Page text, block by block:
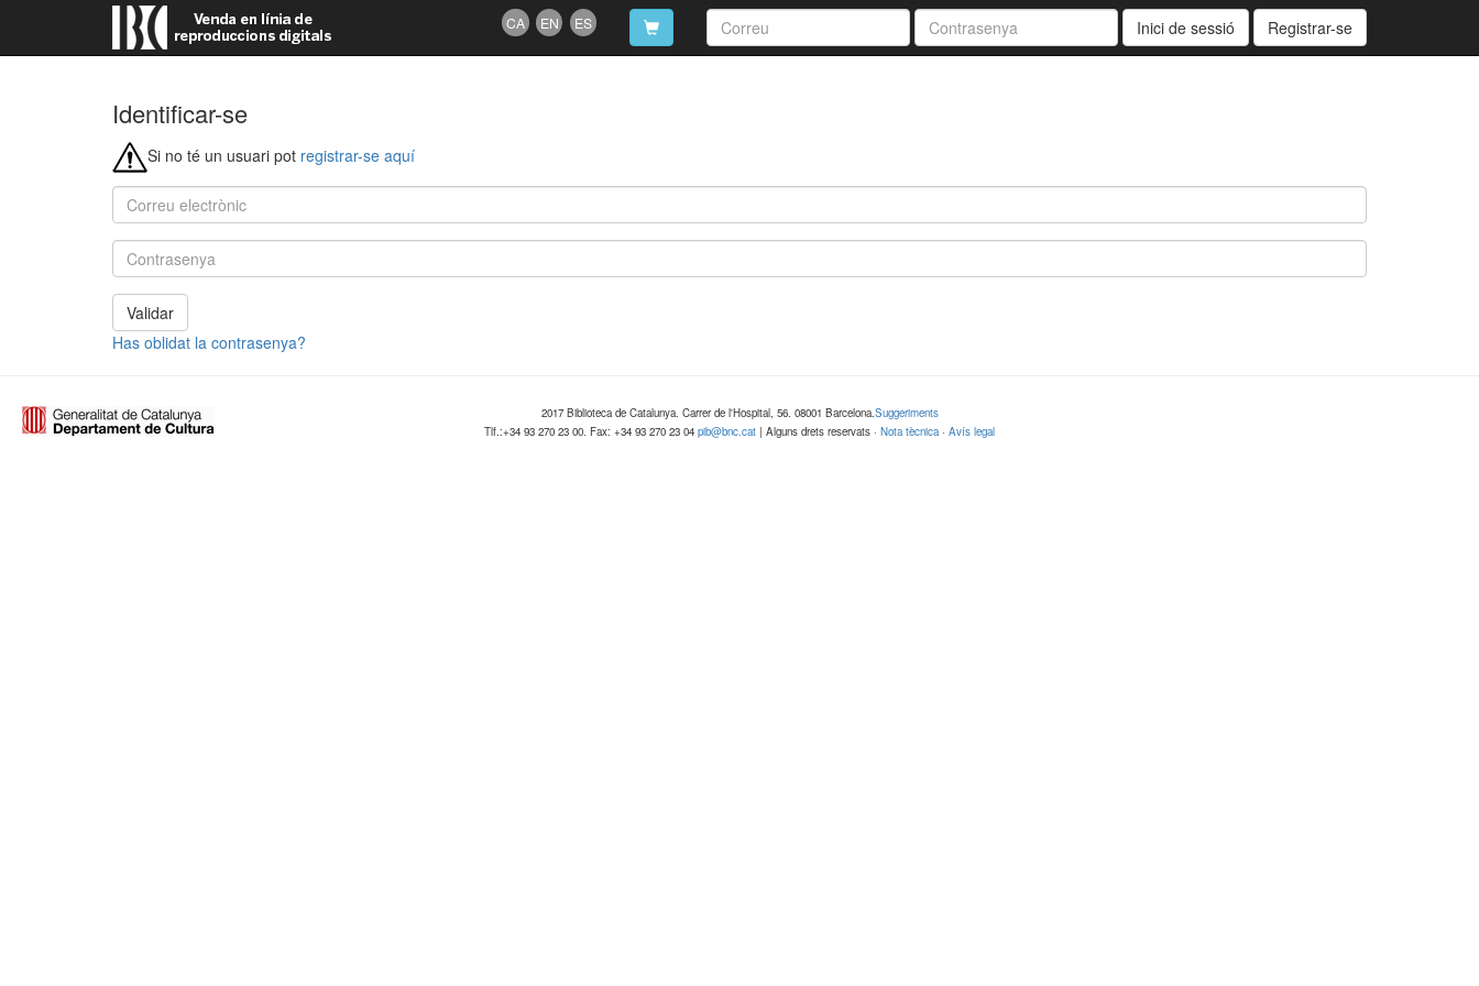
Inici de sessió Registrar-se
CA EN ES
Identificar-se
Si no té un usuari pot registrar-se aquí
Validar
Has oblidat la contrasenya?
2017 Biblioteca de Catalunya. Carrer de l'Hospital, 56. 08001 Barcelona.Suggeriments
Tlf.:+34 93 270 23 00. Fax: +34 93 270 23 04 pib@bnc.cat | Alguns drets reservats · Nota tècnica· Avís legal